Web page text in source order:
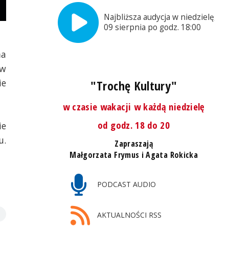
Najbliższa audycja w niedzielę,
09 sierpnia po godz. 18:00
"Trochę Kultury"
w czasie wakacji w każdą niedzielę
od godz. 18 do 20
Zapraszają
Małgorzata Frymus i Agata Rokicka
PODCAST AUDIO
AKTUALNOŚCI RSS